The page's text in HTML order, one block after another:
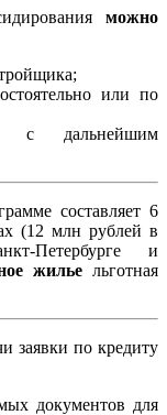
можно
или по
с дальнейшим
составляет 6
(12 млн рублей в
Петербурге и
жилье льготная
заявки по кредиту
документов для